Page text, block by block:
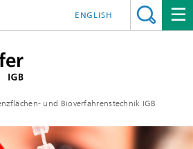
und Bioverfahrenstechnik IGB
ENGLISH